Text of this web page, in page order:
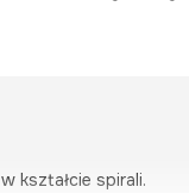
kształcie spirali.